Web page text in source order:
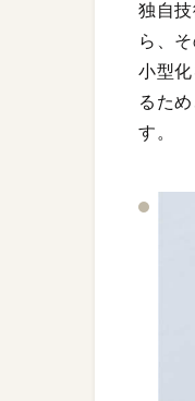
独自
ら、
小型
るた
す。